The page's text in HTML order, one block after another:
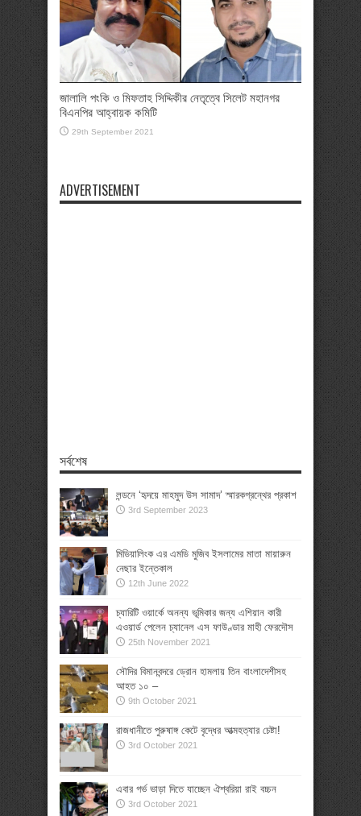
জালালি পংকি ও মিফতাহ সিদ্দিকীর নেতৃত্বে সিলেট মহানগর
বিএনপির আহ্বায়ক কমিটি
29th September 2021
ADVERTISEMENT
সর্বশেষ
লন্ডনে ‘হৃদয়ে মাহমুদ উস সামাদ’ স্মারকগ্রন্থের প্রকাশ
3rd September 2023
মিডিয়ালিংক এর এমডি মুজিব ইসলামের মাতা মায়ারুন
নেছার ইন্তেকাল
12th June 2022
চ্যারিটি ওয়ার্কে অনন্য ভূমিকার জন্য এশিয়ান কারী
এওয়ার্ড পেলেন চ্যানেল এস ফাউণ্ডার মাহী ফেরদৌস
25th November 2021
সৌদির বিমানবন্দরে ড্রোন হামলায় তিন বাংলাদেশীসহ
আহত ১০ –
9th October 2021
রাজধানীতে পুরুষাঙ্গ কেটে বৃদ্ধের আত্মহত্যার চেষ্টা!
3rd October 2021
এবার গর্ভ ভাড়া দিতে যাচ্ছেন ঐশ্বরিয়া রাই বচ্চন
3rd October 2021